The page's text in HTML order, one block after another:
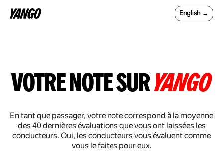
English →
En tant que passager, votre note correspond à la moyenne
des 40 dernières évaluations que vous ont laissées les
conducteurs. Oui, les conducteurs vous évaluent comme
vous le faites pour eux.
votre note suryango